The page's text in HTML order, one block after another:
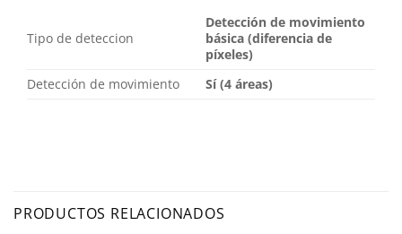
Tipo de deteccion
Detección de movimiento
básica (diferencia de
píxeles)
Detección de movimiento
Sí (4 áreas)
PRODUCTOS RELACIONADOS